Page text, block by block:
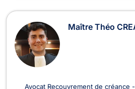
Maître Théo
Avocat Recouvrement de créance